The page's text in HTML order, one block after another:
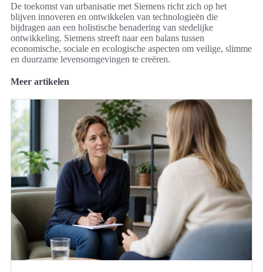
De toekomst van urbanisatie met Siemens richt zich op het
blijven innoveren en ontwikkelen van technologieën die
bijdragen aan een holistische benadering van stedelijke
ontwikkeling. Siemens streeft naar een balans tussen
economische, sociale en ecologische aspecten om veilige, slimme
en duurzame levensomgevingen te creëren.
Meer artikelen